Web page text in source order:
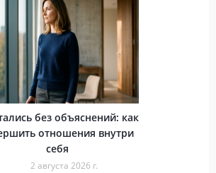
без объяснений: как
отношения внутри
себя
2 августа 2026 г.